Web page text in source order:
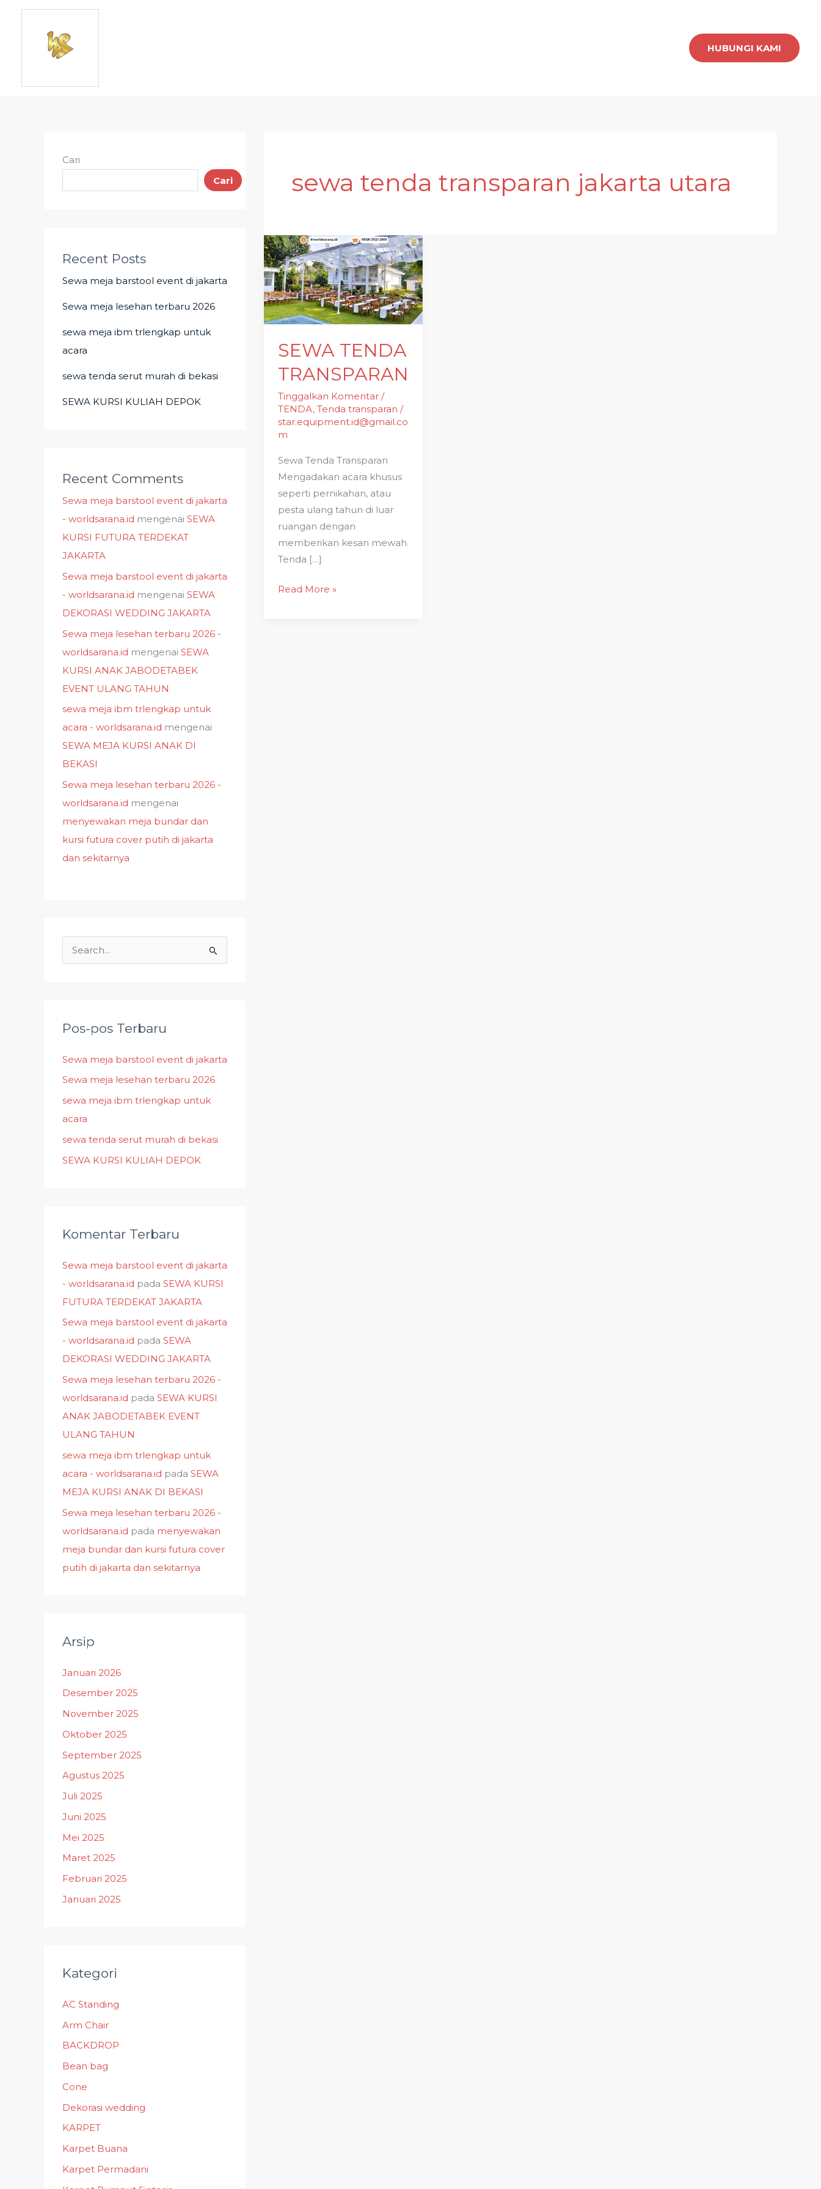
Lewati
HUBUNGI KAMI
Cari
Cari
Recent Posts
Sewa meja barstool event di jakarta
Sewa meja lesehan terbaru 2026
sewa meja ibm trlengkap untuk
acara
sewa tenda serut murah di bekasi
SEWA KURSI KULIAH DEPOK
Recent Comments
Sewa meja barstool event di jakarta
- worldsarana.id mengenai SEWA
KURSI FUTURA TERDEKAT
JAKARTA
Sewa meja barstool event di jakarta
- worldsarana.id mengenai SEWA
DEKORASI WEDDING JAKARTA
Sewa meja lesehan terbaru 2026 -
worldsarana.id mengenai SEWA
KURSI ANAK JABODETABEK
EVENT ULANG TAHUN
sewa meja ibm trlengkap untuk
acara - worldsarana.id mengenai
SEWA MEJA KURSI ANAK DI
BEKASI
Sewa meja lesehan terbaru 2026 -
worldsarana.id mengenai
menyewakan meja bundar dan
kursi futura cover putih di jakarta
dan sekitarnya
u
t
u
k
:
Pos-pos Terbaru
Sewa meja barstool event di jakarta
Sewa meja lesehan terbaru 2026
sewa meja ibm trlengkap untuk
acara
sewa tenda serut murah di bekasi
SEWA KURSI KULIAH DEPOK
Komentar Terbaru
Sewa meja barstool event di jakarta
- worldsarana.id pada SEWA KURSI
FUTURA TERDEKAT JAKARTA
Sewa meja barstool event di jakarta
- worldsarana.id pada SEWA
DEKORASI WEDDING JAKARTA
Sewa meja lesehan terbaru 2026 -
worldsarana.id pada SEWA KURSI
ANAK JABODETABEK EVENT
ULANG TAHUN
sewa meja ibm trlengkap untuk
acara - worldsarana.id pada SEWA
MEJA KURSI ANAK DI BEKASI
Sewa meja lesehan terbaru 2026 -
worldsarana.id pada menyewakan
meja bundar dan kursi futura cover
putih di jakarta dan sekitarnya
Arsip
Januari 2026
Desember 2025
November 2025
Oktober 2025
September 2025
Agustus 2025
Juli 2025
Juni 2025
Mei 2025
Maret 2025
Februari 2025
Januari 2025
Kategori
AC Standing
Arm Chair
BACKDROP
Bean bag
Cone
Dekorasi wedding
KARPET
Karpet Buana
Karpet Permadani
sewa tenda transparan jakarta utara
SEWA TENDA
TRANSPARAN
Tinggalkan Komentar /
TENDA, Tenda transparan /
star.equipment.id@gmail.co
m
Sewa Tenda Transparan
Mengadakan acara khusus
seperti pernikahan, atau
pesta ulang tahun di luar
ruangan dengan
memberikan kesan mewah.
Tenda […]
SEWA
TENDA
TRANSPARAN
Read More »